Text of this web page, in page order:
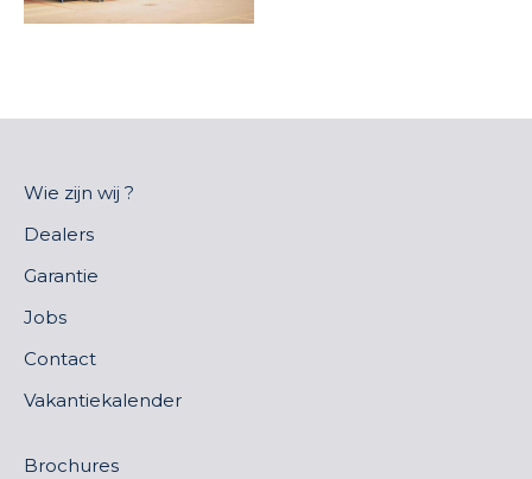
Wie zijn wij ?
Dealers
Garantie
Jobs
Contact
Vakantiekalender
Brochures